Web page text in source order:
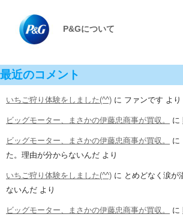
P&Gについて
最近のコメント
いちご狩り体験をしました(^^) に ファンです より
ビッグモーター、まさかの伊藤忠商事が買収。 に
ビッグモーター、まさかの伊藤忠商事が買収。 に
た。理由が分からないんだ より
いちご狩り体験をしました(^^) に とめどなく涙が
ないんだ より
ビッグモーター、まさかの伊藤忠商事が買収。 に